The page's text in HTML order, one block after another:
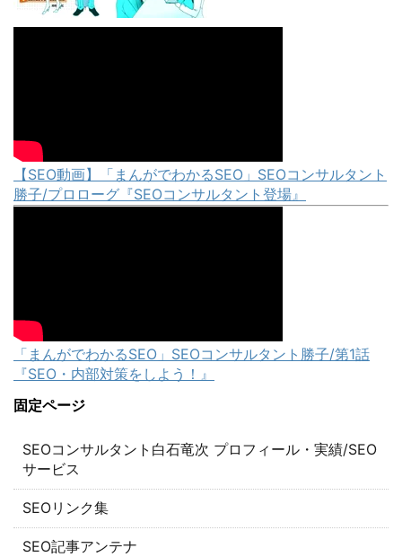
【SEO動画】「まんがでわかるSEO」SEOコンサルタント
勝子/プロローグ『SEOコンサルタント登場』
「まんがでわかるSEO」SEOコンサルタント勝子/第1話
『SEO・内部対策をしよう！』
固定ページ
SEOコンサルタント白石竜次 プロフィール・実績/SEO
サービス
SEOリンク集
SEO記事アンテナ